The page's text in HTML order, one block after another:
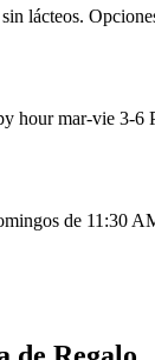
lácteos.
hour mar-vie 3-
de 11:30